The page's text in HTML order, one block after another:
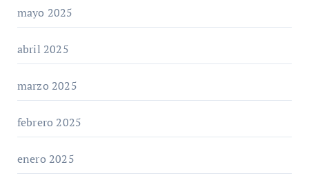
mayo 2025
abril 2025
marzo 2025
febrero 2025
enero 2025